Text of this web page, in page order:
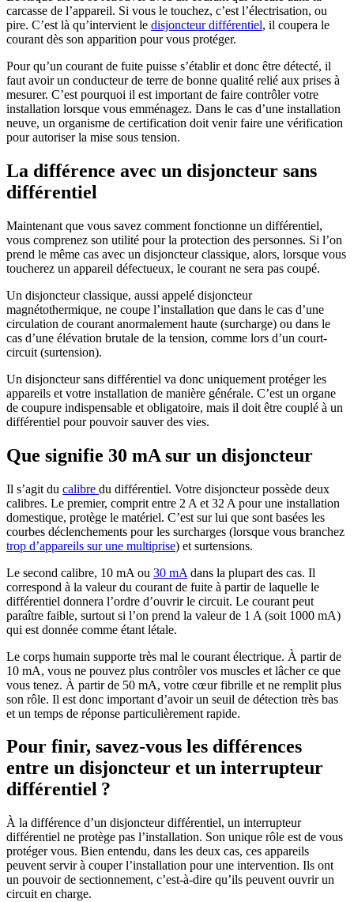
carcasse de l’appareil. Si vous le touchez, c’est l’électrisation, ou
pire. C’est là qu’intervient le disjoncteur différentiel, il coupera le
courant dès son apparition pour vous protéger.
Pour qu’un courant de fuite puisse s’établir et donc être détecté, il
faut avoir un conducteur de terre de bonne qualité relié aux prises à
mesurer. C’est pourquoi il est important de faire contrôler votre
installation lorsque vous emménagez. Dans le cas d’une installation
neuve, un organisme de certification doit venir faire une vérification
pour autoriser la mise sous tension.
La différence avec un disjoncteur sans
différentiel
Maintenant que vous savez comment fonctionne un différentiel,
vous comprenez son utilité pour la protection des personnes. Si l’on
prend le même cas avec un disjoncteur classique, alors, lorsque vous
toucherez un appareil défectueux, le courant ne sera pas coupé.
Un disjoncteur classique, aussi appelé disjoncteur
magnétothermique, ne coupe l’installation que dans le cas d’une
circulation de courant anormalement haute (surcharge) ou dans le
cas d’une élévation brutale de la tension, comme lors d’un court-
circuit (surtension).
Un disjoncteur sans différentiel va donc uniquement protéger les
appareils et votre installation de manière générale. C’est un organe
de coupure indispensable et obligatoire, mais il doit être couplé à un
différentiel pour pouvoir sauver des vies.
Que signifie 30 mA sur un disjoncteur
Il s’agit du calibre du différentiel. Votre disjoncteur possède deux
calibres. Le premier, comprit entre 2 A et 32 A pour une installation
domestique, protège le matériel. C’est sur lui que sont basées les
courbes déclenchements pour les surcharges (lorsque vous branchez
trop d’appareils sur une multiprise) et surtensions.
Le second calibre, 10 mA ou 30 mA dans la plupart des cas. Il
correspond à la valeur du courant de fuite à partir de laquelle le
différentiel donnera l’ordre d’ouvrir le circuit. Le courant peut
paraître faible, surtout si l’on prend la valeur de 1 A (soit 1000 mA)
qui est donnée comme étant létale.
Le corps humain supporte très mal le courant électrique. À partir de
10 mA, vous ne pouvez plus contrôler vos muscles et lâcher ce que
vous tenez. À partir de 50 mA, votre cœur fibrille et ne remplit plus
son rôle. Il est donc important d’avoir un seuil de détection très bas
et un temps de réponse particulièrement rapide.
Pour finir, savez-vous les différences
entre un disjoncteur et un interrupteur
différentiel ?
À la différence d’un disjoncteur différentiel, un interrupteur
différentiel ne protège pas l’installation. Son unique rôle est de vous
protéger vous. Bien entendu, dans les deux cas, ces appareils
peuvent servir à couper l’installation pour une intervention. Ils ont
un pouvoir de sectionnement, c’est-à-dire qu’ils peuvent ouvrir un
circuit en charge.